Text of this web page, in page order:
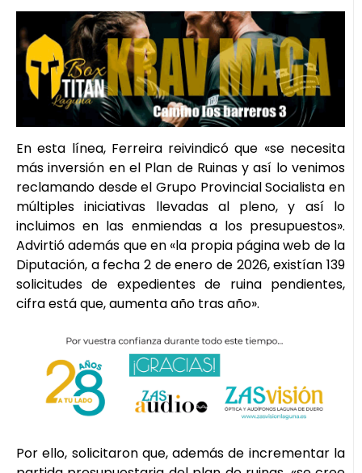
En esta línea, Ferreira reivindicó que «se necesita
más inversión en el Plan de Ruinas y así lo venimos
reclamando desde el Grupo Provincial Socialista en
múltiples iniciativas llevadas al pleno, y así lo
incluimos en las enmiendas a los presupuestos».
Advirtió además que en «la propia página web de la
Diputación, a fecha 2 de enero de 2026, existían 139
solicitudes de expedientes de ruina pendientes,
cifra está que, aumenta año tras año».
Por ello, solicitaron que, además de incrementar la